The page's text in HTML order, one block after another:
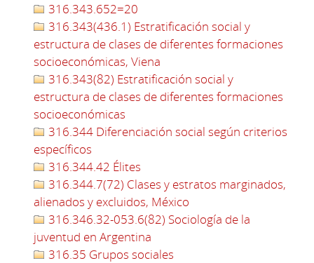
316.343.652=20
316.343(436.1) Estratificación social y
estructura de clases de diferentes formaciones
socioeconómicas, Viena
316.343(82) Estratificación social y
estructura de clases de diferentes formaciones
socioeconómicas
316.344 Diferenciación social según criterios
específicos
316.344.42 Élites
316.344.7(72) Clases y estratos marginados,
alienados y excluidos, México
316.346.32-053.6(82) Sociología de la
juventud en Argentina
316.35 Grupos sociales